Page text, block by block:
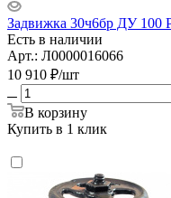
Задвижка 30ч6бр ДУ 100
Есть в наличии
Арт.: Л0000016066
10 910 ₽/шт
В корзину
Купить в 1 клик